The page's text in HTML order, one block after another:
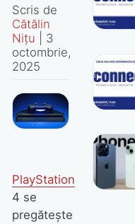
Scris de
Cătălin
Nițu
3
octombrie,
2025
PlayStation
4 se
pregătește